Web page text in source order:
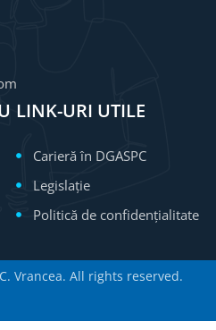
LINK-URI UTILE
Carieră în DGASPC
Legislație
Politică de confidențialitate
Vrancea. All rights reserved.